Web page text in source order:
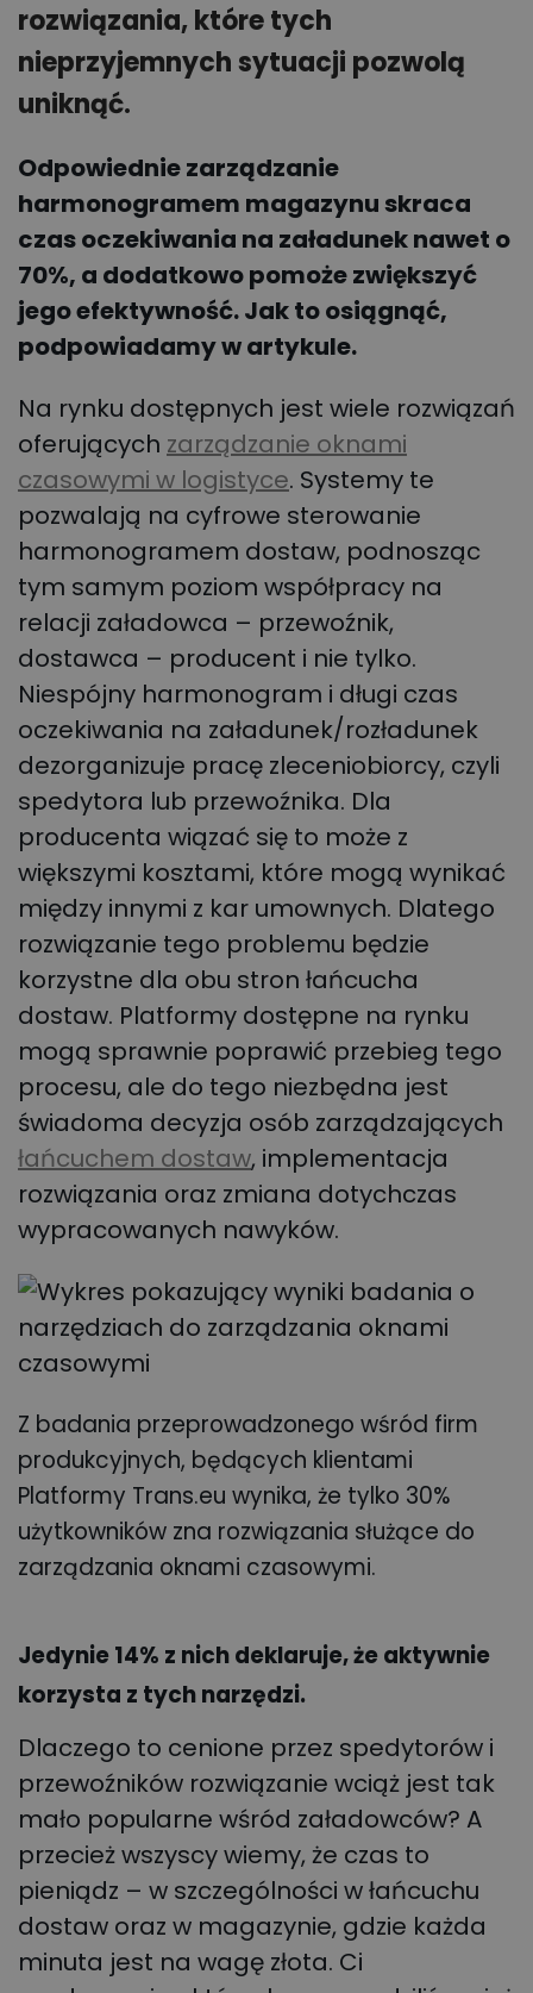
rozwiązania, które tych
nieprzyjemnych sytuacji pozwolą
uniknąć.
Odpowiednie zarządzanie
harmonogramem magazynu skraca
czas oczekiwania na załadunek nawet o
70%, a dodatkowo pomoże zwiększyć
jego efektywność. Jak to osiągnąć,
podpowiadamy w artykule.
Na rynku dostępnych jest wiele rozwiązań
oferujących zarządzanie oknami
czasowymi w logistyce. Systemy te
pozwalają na cyfrowe sterowanie
harmonogramem dostaw, podnosząc
tym samym poziom współpracy na
relacji załadowca – przewoźnik,
dostawca – producent i nie tylko.
Niespójny harmonogram i długi czas
oczekiwania na załadunek/rozładunek
dezorganizuje pracę zleceniobiorcy, czyli
spedytora lub przewoźnika. Dla
producenta wiązać się to może z
większymi kosztami, które mogą wynikać
między innymi z kar umownych. Dlatego
rozwiązanie tego problemu będzie
korzystne dla obu stron łańcucha
dostaw. Platformy dostępne na rynku
mogą sprawnie poprawić przebieg tego
procesu, ale do tego niezbędna jest
świadoma decyzja osób zarządzających
łańcuchem dostaw, implementacja
rozwiązania oraz zmiana dotychczas
wypracowanych nawyków.
Z badania przeprowadzonego wśród firm
produkcyjnych, będących klientami
Platformy Trans.eu wynika, że tylko 30%
użytkowników zna rozwiązania służące do
zarządzania oknami czasowymi.
Jedynie 14% z nich deklaruje, że aktywnie
korzysta z tych narzędzi.
Dlaczego to cenione przez spedytorów i
przewoźników rozwiązanie wciąż jest tak
mało popularne wśród załadowców? A
przecież wszyscy wiemy, że czas to
pieniądz – w szczególności w łańcuchu
dostaw oraz w magazynie, gdzie każda
minuta jest na wagę złota. Ci